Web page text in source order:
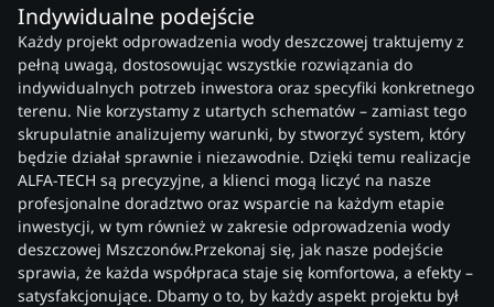
Indywidualne podejście
Każdy projekt odprowadzenia wody deszczowej traktujemy z
pełną uwagą, dostosowując wszystkie rozwiązania do
indywidualnych potrzeb inwestora oraz specyfiki konkretnego
terenu. Nie korzystamy z utartych schematów – zamiast tego
skrupulatnie analizujemy warunki, by stworzyć system, który
będzie działał sprawnie i niezawodnie. Dzięki temu realizacje
ALFA-TECH są precyzyjne, a klienci mogą liczyć na nasze
profesjonalne doradztwo oraz wsparcie na każdym etapie
inwestycji, w tym również w zakresie odprowadzenia wody
deszczowej Mszczonów.Przekonaj się, jak nasze podejście
sprawia, że każda współpraca staje się komfortowa, a efekty –
satysfakcjonujące. Dbamy o to, by każdy aspekt projektu był